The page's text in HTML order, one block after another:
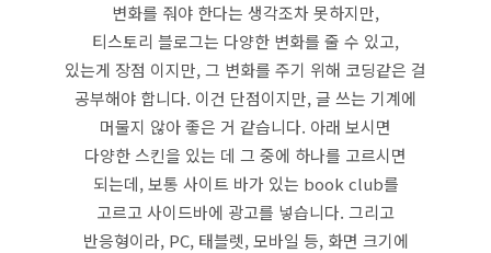
변화를 줘야 한다는 생각조차 못하지만,
티스토리 블로그는 다양한 변화를 줄 수 있고,
있는게 장점 이지만, 그 변화를 주기 위해 코딩같은 걸
공부해야 합니다. 이건 단점이지만, 글 쓰는 기계에
머물지 않아 좋은 거 같습니다. 아래 보시면
다양한 스킨을 있는 데 그 중에 하나를 고르시면
되는데, 보통 사이트 바가 있는 book club를
고르고 사이드바에 광고를 넣습니다. 그리고
반응형이라, PC, 태블렛, 모바일 등, 화면 크기에